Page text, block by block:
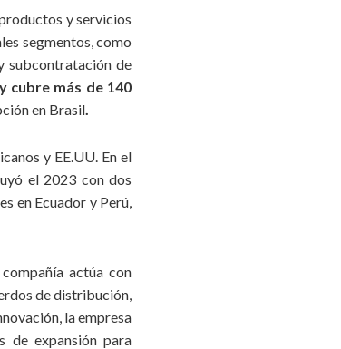
relacionados a la diversidad, la justicia
de resultados positivos promueve el
con los cuales nos relacionamos;
con colaboradores y sociedad, por medio
y servicios
segmentos, como
subcontratación de
cubre más de 140
en Brasil.
y EE.UU. En el
el 2023 con dos
en Ecuador y Perú,
actúa con
de distribución,
la empresa
de expansión para